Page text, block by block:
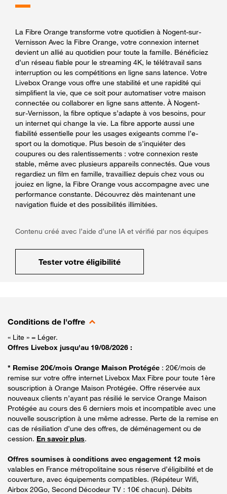
La Fibre Orange transforme votre quotidien à Nogent-sur-
Vernisson Avec la Fibre Orange, votre connexion internet
devient un allié au quotidien pour toute la famille. Bénéficiez
d’un réseau fiable pour le streaming 4K, le télétravail sans
interruption ou les compétitions en ligne sans latence. Votre
Livebox Orange vous offre une stabilité et une rapidité qui
simplifient la vie, que ce soit pour automatiser votre maison
connectée ou collaborer en ligne sans attente. À Nogent-
sur-Vernisson, la fibre optique s’adapte à vos besoins, pour
un internet qui change la vie. La fibre apporte aussi une
fiabilité essentielle pour les usages exigeants comme l’e-
sport ou la domotique. Plus besoin de s’inquiéter des
coupures ou des ralentissements : votre connexion reste
stable, même avec plusieurs appareils connectés. Que vous
regardiez un film en famille, travailliez depuis chez vous ou
jouiez en ligne, la Fibre Orange vous accompagne avec une
performance constante. Découvrez dès maintenant une
navigation fluide et des possibilités illimitées.
Contenu créé avec l’aide d’une IA et vérifié par nos équipes
Tester votre éligibilité
Conditions de l'offre
« Lite » = Léger.
Offres Livebox jusqu'au 19/08/2026 :
* Remise 20€/mois Orange Maison Protégée : 20€/mois de
remise sur votre offre internet Livebox Max Fibre pour toute 1ère
souscription à Orange Maison Protégée. Offre réservée aux
nouveaux clients n’ayant pas résilié le service Orange Maison
Protégée au cours des 6 derniers mois et incompatible avec une
nouvelle souscription à une même adresse. Perte de la remise en
cas de résiliation d’une des offres, de déménagement ou de
cession. En savoir plus.
Offres soumises à conditions avec engagement 12 mois
valables en France métropolitaine sous réserve d’éligibilité et de
couverture, avec équipements compatibles. (Répéteur Wifi,
Airbox 20Go, Second Décodeur TV : 10€ chacun). Débits